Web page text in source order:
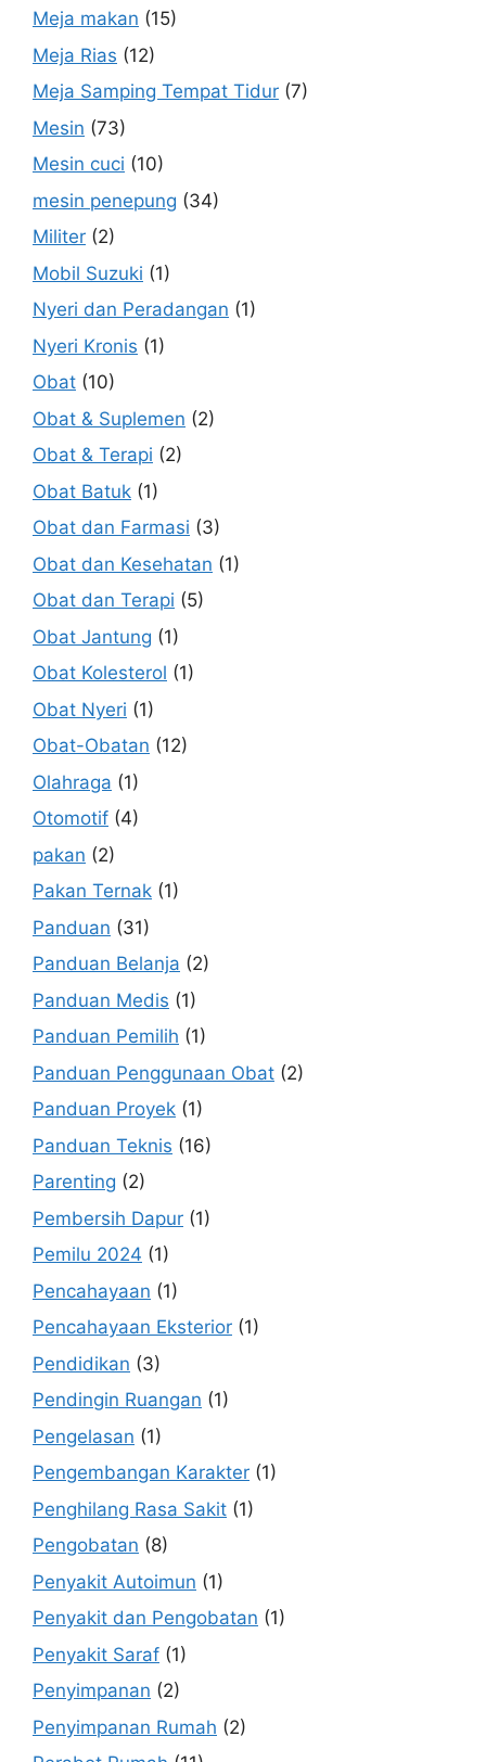
Meja makan (15)
Meja Rias (12)
Meja Samping Tempat Tidur (7)
Mesin (73)
Mesin cuci (10)
mesin penepung (34)
Militer (2)
Mobil Suzuki (1)
Nyeri dan Peradangan (1)
Nyeri Kronis (1)
Obat (10)
Obat & Suplemen (2)
Obat & Terapi (2)
Obat Batuk (1)
Obat dan Farmasi (3)
Obat dan Kesehatan (1)
Obat dan Terapi (5)
Obat Jantung (1)
Obat Kolesterol (1)
Obat Nyeri (1)
Obat-Obatan (12)
Olahraga (1)
Otomotif (4)
pakan (2)
Pakan Ternak (1)
Panduan (31)
Panduan Belanja (2)
Panduan Medis (1)
Panduan Pemilih (1)
Panduan Penggunaan Obat (2)
Panduan Proyek (1)
Panduan Teknis (16)
Parenting (2)
Pembersih Dapur (1)
Pemilu 2024 (1)
Pencahayaan (1)
Pencahayaan Eksterior (1)
Pendidikan (3)
Pendingin Ruangan (1)
Pengelasan (1)
Pengembangan Karakter (1)
Penghilang Rasa Sakit (1)
Pengobatan (8)
Penyakit Autoimun (1)
Penyakit dan Pengobatan (1)
Penyakit Saraf (1)
Penyimpanan (2)
Penyimpanan Rumah (2)